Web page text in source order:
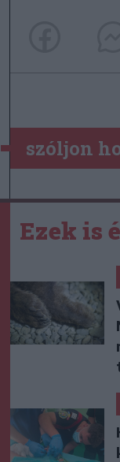
szóljon
Ezek is